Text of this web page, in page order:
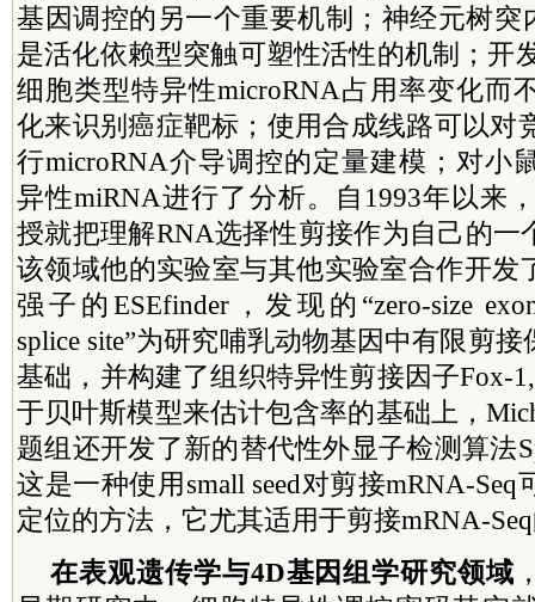
基因调控的另一个重要机制；神经元树突
是活化依赖型突触可塑性活性的机制；开
细胞类型特异性microRNA占用率变化而
化来识别癌症靶标；使用合成线路可以对
行microRNA介导调控的定量建模；对小
异性miRNA进行了分析。自1993年以来
授就把理解RNA选择性剪接作为自己的一
该领域他的实验室与其他实验室合作开发
强子的ESEfinder，发现的“zero-size
splice site”为研究哺乳动物基因中有限剪
基础，并构建了组织特异性剪接因子Fox-
于贝叶斯模型来估计包含率的基础上，
题组还开发了新的替代性外显子检测算法
这是一种使用small seed对剪接mRNA-
定位的方法，它尤其适用于剪接mRNA-
在表观遗传学与4D基因组学研究领域